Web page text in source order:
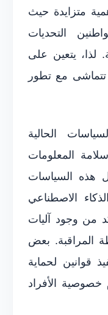
متزايدة حيث
التحديات
لذا، يتعين على
مع تطور
الحالية
المعلومات
هذه السياسات
الاصطناعي
من وجود آليات
المراقبة. بعض
قوانين لحماية
خصوصية الأفراد